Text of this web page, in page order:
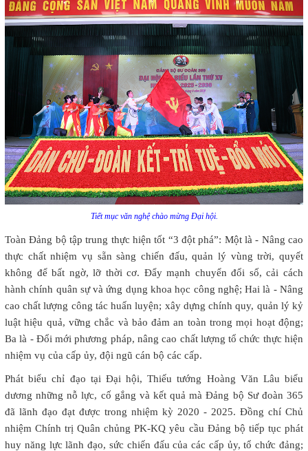
Tiết mục văn nghệ chào mừng Đại hội.
Toàn Đảng bộ tập trung thực hiện tốt “3 đột phá”: Một là - Nâng cao
thực chất nhiệm vụ sẵn sàng chiến đấu, quản lý vùng trời, quyết
không để bất ngờ, lỡ thời cơ. Đẩy mạnh chuyển đổi số, cải cách
hành chính quân sự và ứng dụng khoa học công nghệ; Hai là - Nâng
cao chất lượng công tác huấn luyện; xây dựng chính quy, quản lý kỷ
luật hiệu quả, vững chắc và bảo đảm an toàn trong mọi hoạt động;
Ba là - Đổi mới phương pháp, nâng cao chất lượng tổ chức thực hiện
nhiệm vụ của cấp ủy, đội ngũ cán bộ các cấp.
Phát biểu chỉ đạo tại Đại hội, Thiếu tướng Hoàng Văn Lâu biểu
dương những nỗ lực, cố gắng và kết quả mà Đảng bộ Sư đoàn 365
đã lãnh đạo đạt được trong nhiệm kỳ 2020 - 2025. Đồng chí Chủ
nhiệm Chính trị Quân chủng PK-KQ yêu cầu Đảng bộ tiếp tục phát
huy năng lực lãnh đạo, sức chiến đấu của các cấp ủy, tổ chức đảng;